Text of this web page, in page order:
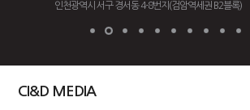
인천광역시 서구 경서동 4-8번지(검암역세권 B2블록)
CI&D MEDIA